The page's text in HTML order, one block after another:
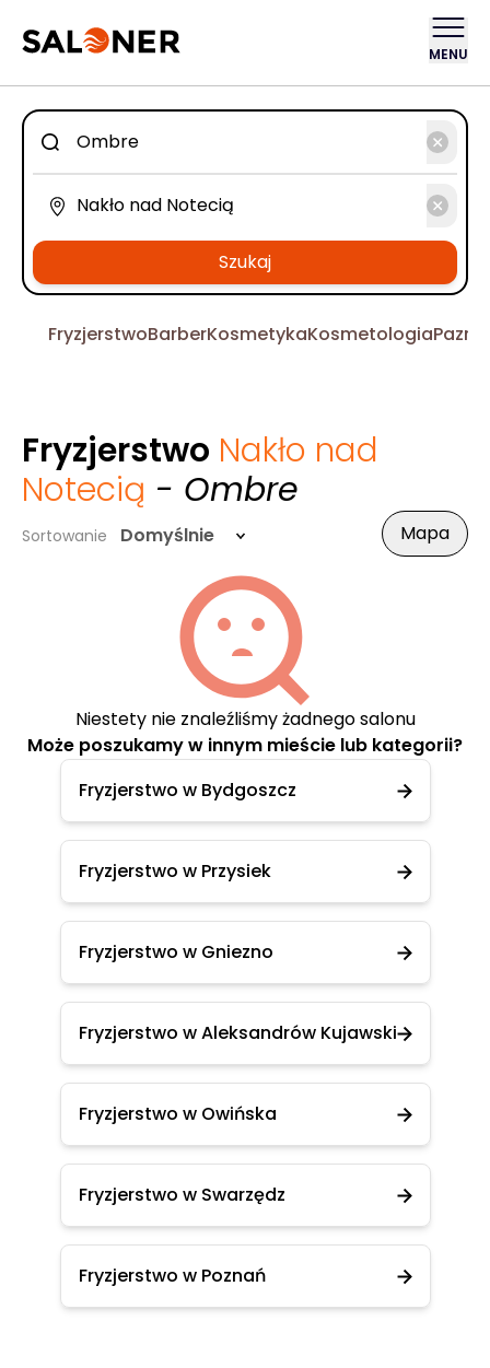
MENU
Szukaj
FryzjerstwoBarberKosmetykaKosmetologia
Fryzjerstwo Nakło nad
Notecią - Ombre
Sortowanie Domyślnie Mapa
Niestety nie znaleźliśmy żadnego salonu
Może poszukamy w innym mieście lub kategorii?
Fryzjerstwo w Bydgoszcz
Fryzjerstwo w Przysiek
Fryzjerstwo w Gniezno
Fryzjerstwo w Aleksandrów Kujawski
Fryzjerstwo w Owińska
Fryzjerstwo w Swarzędz
Fryzjerstwo w Poznań